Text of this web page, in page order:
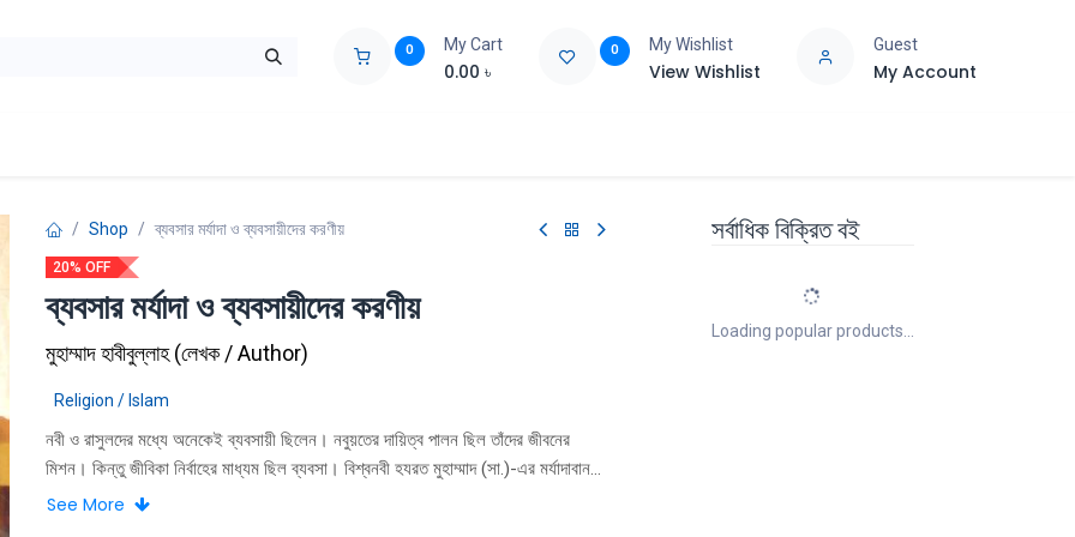
0 My Cart
0.00 ৳
0 My Wishlist
View Wishlist
Guest
My Account
Shop ব্যবসার মর্যাদা ও ব্যবসায়ীদের করণীয়
20% OFF
ব্যবসার মর্যাদা ও ব্যবসায়ীদের করণীয়
মুহাম্মাদ হাবীবুল্লাহ(লেখক / Author)
Religion / Islam
নবী ও রাসুলদের মধ্যে অনেকেই ব্যবসায়ী ছিলেন। নবুয়তের দায়িত্ব পালন ছিল তাঁদের জীবনের
মিশন। কিন্তু জীবিকা নির্বাহের মাধ্যম ছিল ব্যবসা। বিশ্বনবী হযরত মুহাম্মাদ (সা.)-এর মর্যাদাবান
সাহাবিদের মধ্যে অধিকসংখ্যক ছিলেন ব্যবসা-বাণিজ্যের সঙ্গে যুক্ত। অনেকে ছিলেন আরবের
See More
সর্বাধিক বিক্রিত বই
Loading popular products...